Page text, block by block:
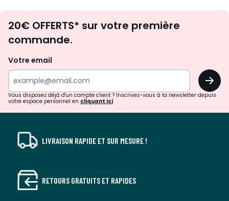
d'inspirations
surprises?
20€ OFFERTS* sur votre première
commande.
Votre email
OK
Vous disposez déjà d'un compte client ? Inscrivez-vous à la newsletter depuis
votre espace personnel en cliquant ici
LIVRAISON RAPIDE ET SUR MESURE !
RETOURS GRATUITS ET RAPIDES